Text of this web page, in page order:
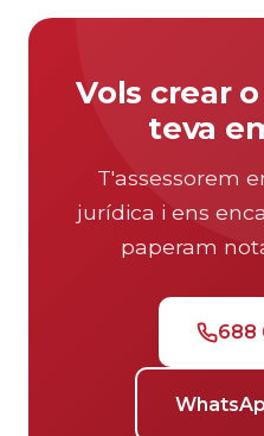
Vols crear
teva
T'assessorem
jurídica i ens
paperam
688